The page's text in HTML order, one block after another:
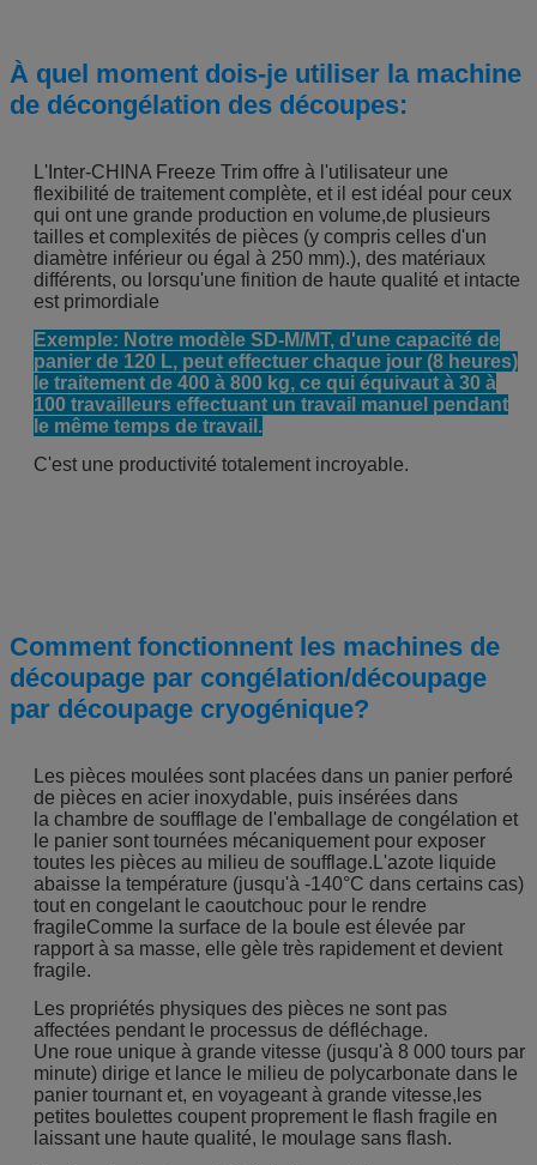
À quel moment dois-je utiliser la machine
de décongélation des découpes:
L'Inter-CHINA Freeze Trim offre à l'utilisateur une
flexibilité de traitement complète, et il est idéal pour ceux
qui ont une grande production en volume,de plusieurs
tailles et complexités de pièces (y compris celles d'un
diamètre inférieur ou égal à 250 mm).), des matériaux
différents, ou lorsqu'une finition de haute qualité et intacte
est primordiale
Exemple: Notre modèle SD-M/MT, d'une capacité de
panier de 120 L, peut effectuer chaque jour (8 heures)
le traitement de 400 à 800 kg, ce qui équivaut à 30 à
100 travailleurs effectuant un travail manuel pendant
le même temps de travail.
C'est une productivité totalement incroyable.
Comment fonctionnent les machines de
découpage par congélation/découpage
par découpage cryogénique?
Les pièces moulées sont placées dans un panier perforé
de pièces en acier inoxydable, puis insérées dans
la chambre de soufflage de l'emballage de congélation et
le panier sont tournées mécaniquement pour exposer
toutes les pièces au milieu de soufflage.L'azote liquide
abaisse la température (jusqu'à -140°C dans certains cas)
tout en congelant le caoutchouc pour le rendre
fragileComme la surface de la boule est élevée par
rapport à sa masse, elle gèle très rapidement et devient
fragile.
Les propriétés physiques des pièces ne sont pas
affectées pendant le processus de défléchage.
Une roue unique à grande vitesse (jusqu'à 8 000 tours par
minute) dirige et lance le milieu de polycarbonate dans le
panier tournant et, en voyageant à grande vitesse,les
petites boulettes coupent proprement le flash fragile en
laissant une haute qualité, le moulage sans flash.